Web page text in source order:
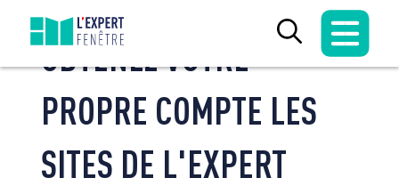
contentOBTENEZ VOTRE
PROPRE COMPTE LES
SITES DE L'EXPERT